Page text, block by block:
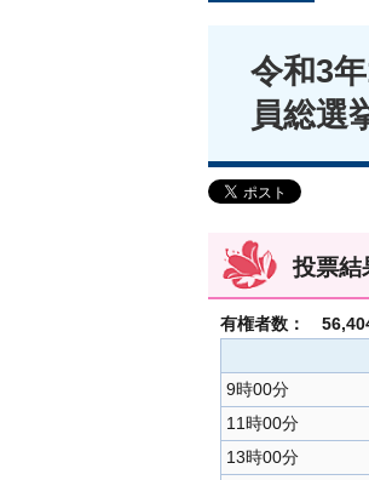
令和3
員総
投票結
有権者数：
9時00分
11時00分
13時00分